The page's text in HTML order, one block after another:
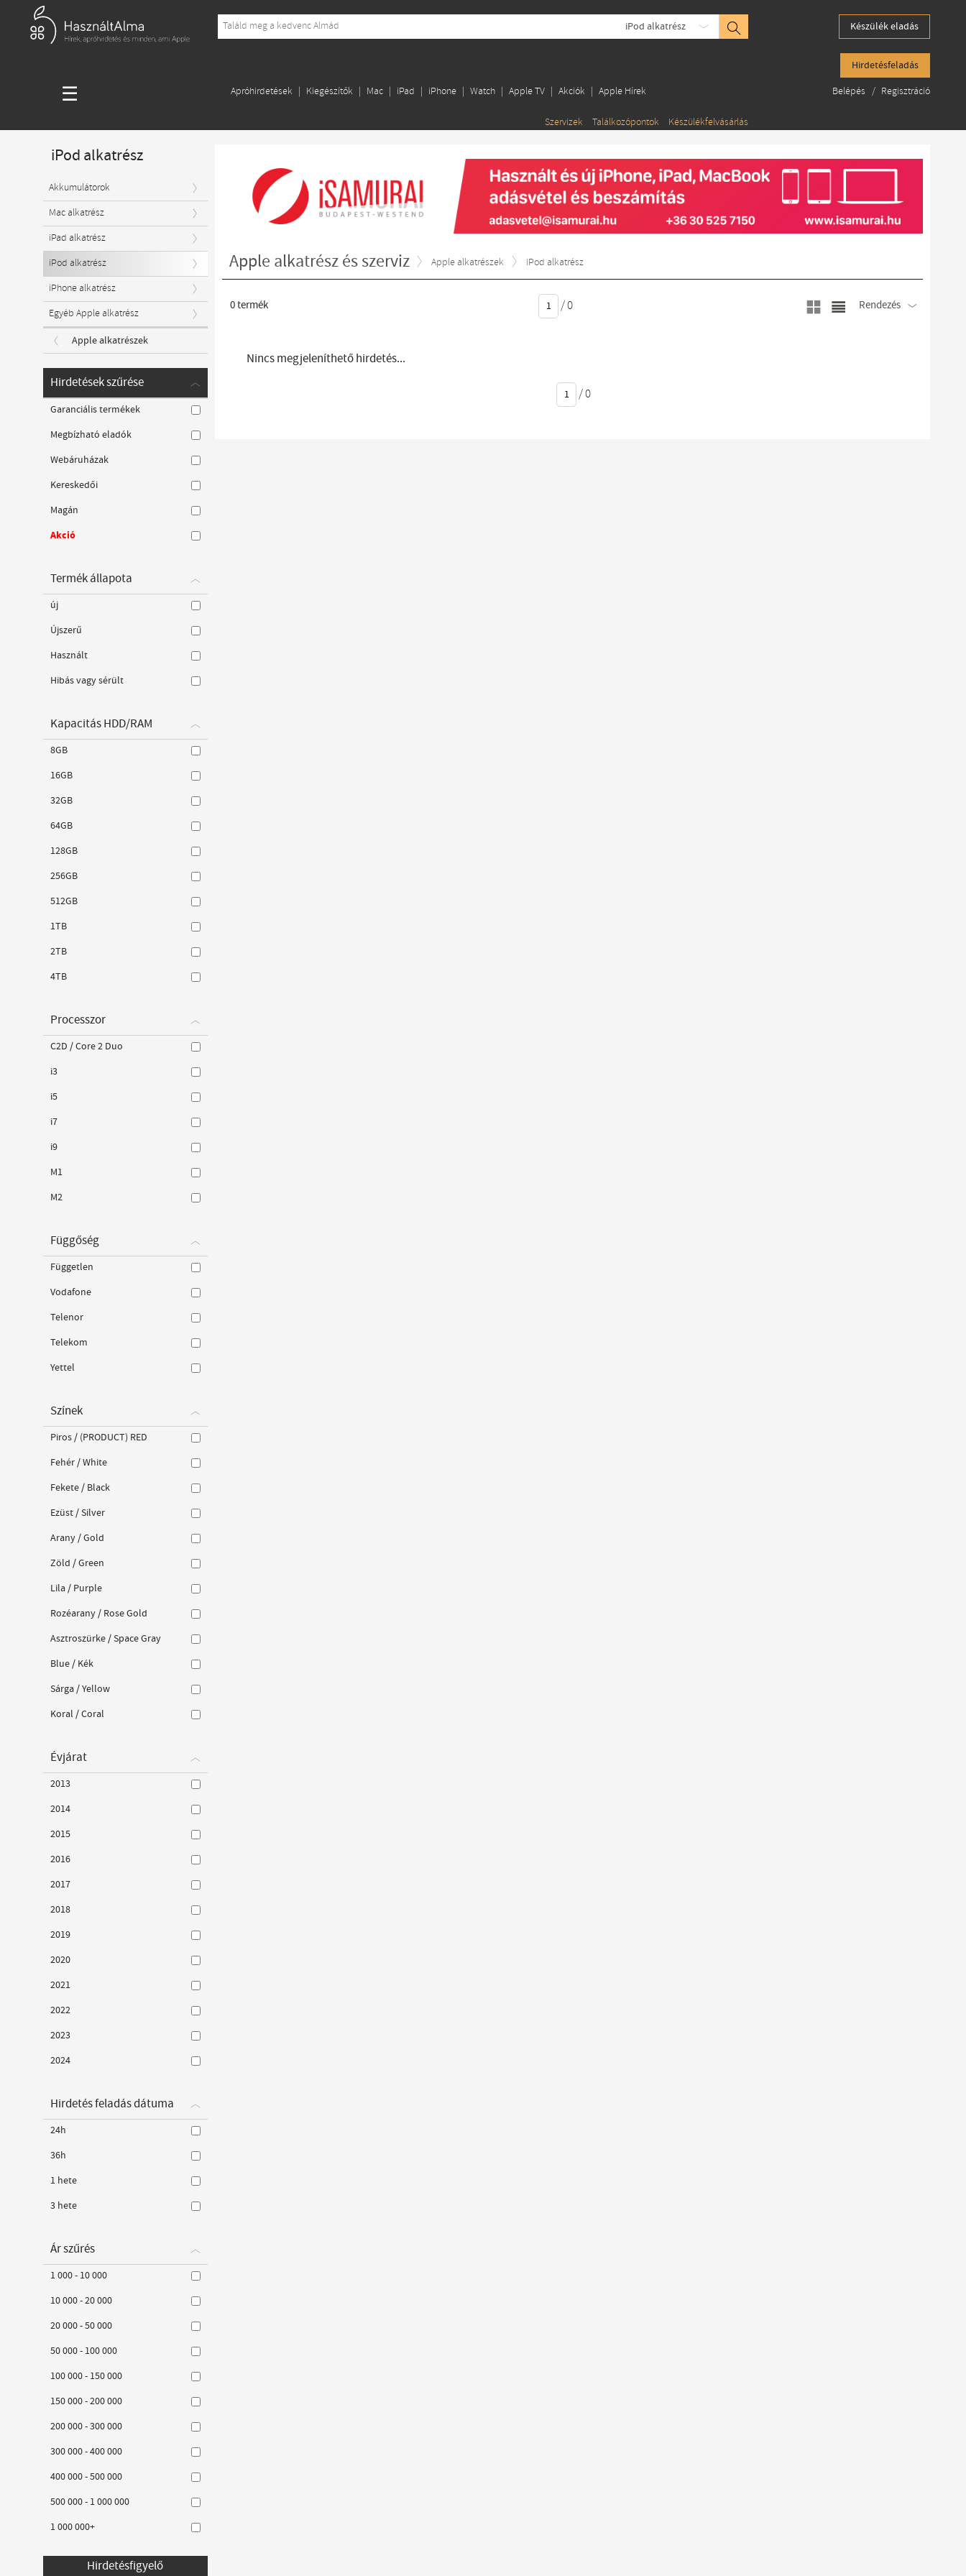
iPod alkatrész Készülék eladás
Hirdetésfeladás
☰ Apróhirdetések Kiegészítők Mac iPad iPhone Watch Apple TV Akciók Apple Hírek
Szervizek Találkozópontok Készülékfelvásárlás
Belépés / Regisztráció
Apple alkatrész és szerviz Apple alkatrészek iPod alkatrész
0termék /0 Rendezés
Nincs megjeleníthető hirdetés...
/0
iPod alkatrész
Akkumulátorok
Mac alkatrész
iPad alkatrész
iPod alkatrész
iPhone alkatrész
Egyéb Apple alkatrész
Apple alkatrészek
Hirdetések szűrése
Garanciális termékek
Megbízható eladók
Webáruházak
Kereskedői
Magán
Akció
Termék állapota
új
Újszerű
Használt
Hibás vagy sérült
Kapacitás HDD/RAM
8GB
16GB
32GB
64GB
128GB
256GB
512GB
1TB
2TB
4TB
Processzor
C2D / Core 2 Duo
i3
i5
i7
i9
M1
M2
Függőség
Független
Vodafone
Telenor
Telekom
Yettel
Színek
Piros / (PRODUCT) RED
Fehér / White
Fekete / Black
Ezüst / Silver
Arany / Gold
Zöld / Green
Lila / Purple
Rozéarany / Rose Gold
Asztroszürke / Space Gray
Blue / Kék
Sárga / Yellow
Koral / Coral
Évjárat
2013
2014
2015
2016
2017
2018
2019
2020
2021
2022
2023
2024
Hirdetés feladás dátuma
24h
36h
1 hete
3 hete
Ár szűrés
1 000 - 10 000
10 000 - 20 000
20 000 - 50 000
50 000 - 100 000
100 000 - 150 000
150 000 - 200 000
200 000 - 300 000
300 000 - 400 000
400 000 - 500 000
500 000 - 1 000 000
1 000 000+
Hirdetésfigyelő